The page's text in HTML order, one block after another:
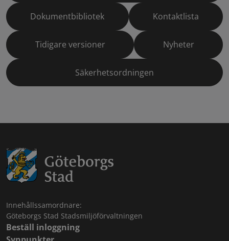
Dokumentbibliotek Kontaktlista
Tidigare versioner Nyheter
Säkerhetsordningen
Innehållssamordnare:
Göteborgs Stad Stadsmiljöförvaltningen
Beställ inloggning